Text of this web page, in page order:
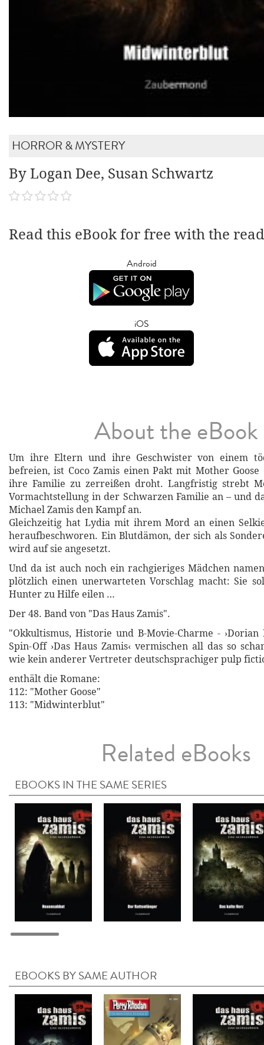
HORROR & MYSTERY
By Logan Dee, Susan Schwartz
Read this eBook for free with the
Android
iOS
About the eBook
Um ihre Eltern und ihre Geschwister von einem
befreien, ist Coco Zamis einen Pakt mit Mother Goose
ihre Familie zu zerreißen droht. Langfristig strebt
Vormachtstellung in der Schwarzen Familie an – und
Michael Zamis den Kampf an.
Gleichzeitig hat Lydia mit ihrem Mord an einen
heraufbeschworen. Ein Blutdämon, der sich als
wird auf sie angesetzt.
Und da ist auch noch ein rachgieriges Mädchen
plötzlich einen unerwarteten Vorschlag macht: Sie
Hunter zu Hilfe eilen …
Der 48. Band von "Das Haus Zamis".
"Okkultismus, Historie und B-Movie-Charme -
Spin-Off ›Das Haus Zamis‹ vermischen all das so
wie kein anderer Vertreter deutschsprachiger pulp
enthält die Romane:
112: "Mother Goose"
113: "Midwinterblut"
Related eBooks
EBOOKS IN THE SAME SERIES
EBOOKS BY SAME AUTHOR